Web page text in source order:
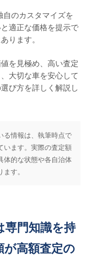
のカスタマイズを
適正な価格を提示で
ります。
を見極め、高い査定
大切な車を安心して
び方を詳しく解説し
る情報は、執筆時点で
います。実際の査定額
体的な状態や各自治体
す。
専門知識を持
高額査定の